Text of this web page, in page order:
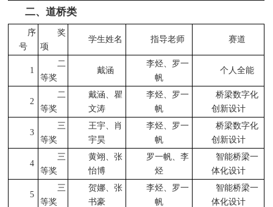
二、道桥类
序
号
奖
项
学生姓名 指导老师 赛道
1
二
等奖
戴涵
李烃、罗一
帆
个人全能
2
二
等奖
戴涵、瞿
文涛
李烃、罗一
帆
桥梁数字化
创新设计
3
三
等奖
王宇、肖
宇昊
李烃、罗一
帆
桥梁数字化
创新设计
4
三
等奖
黄翊、张
怡博
罗一帆、李
烃
智能桥梁一
体化设计
5
三
等奖
贺娜、张
书豪
李烃、罗一
帆
智能桥梁一
体化设计